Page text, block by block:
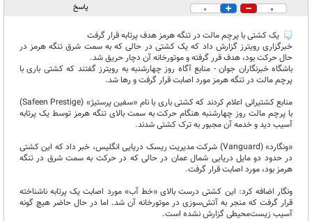
0
0 پاسخ
یک کشتی با پرچم مالت در تنگه هرمز هدف پرتابه قرار گرفت
خبرگزاری رویترز گزارش داد که یک کشتی در حالی که به سمت شرق تنگه هرمز در
حال حرکت بود، هدف قرر گرفته و موتورخانه آن دچار حریق شد.
باشگاه خبرنگاران جوان - منابع آگاه روز چهارشنبه به رویترز گفتند که کشتی باری با
پرچم مالت در تنگه هرمز مورد اصابت قرار گرفت و رها شد.
منابع کشتیرانی اعلام کردند که کشتی باری با نام «سفین پرستیژ» (Safeen Prestige)
با پرچم مالت روز چهارشنبه هنگام حرکت به سمت بالای تنگه هرمز توسط یک پرتابه
آسیب دید و خدمه آن مجبور به ترک کشتی شدند.
«ونگارد» (Vanguard) شرکت مدیریت ریسک دریایی انگلیس، خبر داد که این کشتی
در حدود دو مایل دریایی شمال عمان در حالی که در حرکت به سمت شرق در تنگه
هرمز بود، مورد اصابت قرار گرفت.
ونگار اضافه کرد: این کشتی درست بالای «خط آب» مورد اصابت یک پرتابه ناشناخته
قرار گرفت که منجر به آتش‌سوزی در موتورخانه آن شد. اما در حال حاضر هیچ گونه
آسیب زیست‌محیطی گزارش نشده است.